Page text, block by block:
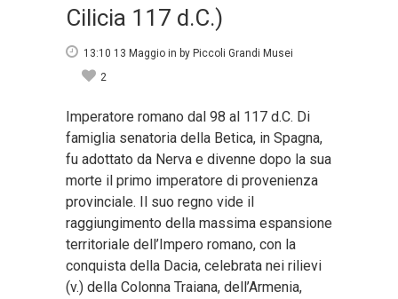
Cilicia 117 d.C.)
13:10 13 Maggio in by Piccoli Grandi Musei
2
Imperatore romano dal 98 al 117 d.C. Di
famiglia senatoria della Betica, in Spagna,
fu adottato da Nerva e divenne dopo la sua
morte il primo imperatore di provenienza
provinciale. Il suo regno vide il
raggiungimento della massima espansione
territoriale dell’Impero romano, con la
conquista della Dacia, celebrata nei rilievi
(v.) della Colonna Traiana, dell’Armenia,